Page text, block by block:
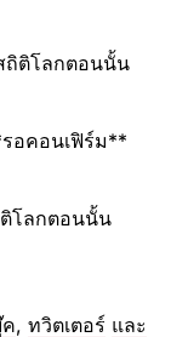
ถิติโลกตอนนั้น​
อคอนเฟิร์ม​**
โลกตอนนั้น
, ทวิตเตอร์ และ